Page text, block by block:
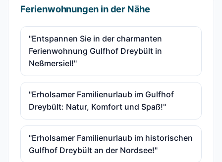
Ferienwohnungen in der Nähe
"Entspannen Sie in der charmanten
Ferienwohnung Gulfhof Dreybült in
Neßmersiel!"
"Erholsamer Familienurlaub im Gulfhof
Dreybült: Natur, Komfort und Spaß!"
"Erholsamer Familienurlaub im historischen
Gulfhof Dreybült an der Nordsee!"